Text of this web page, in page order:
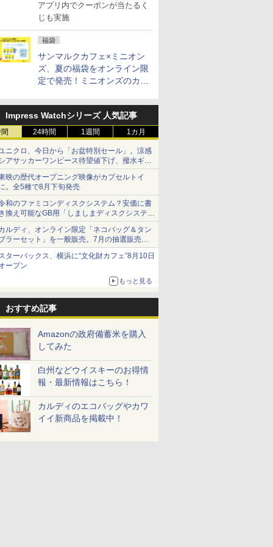
祭特別企画第4弾
アプリ内でクーポンが当たるく
じも実施
福袋
サンマルクカフェ×ミニオン
ズ、夏の福袋をオンライン限
定で発売！ミニオンズのカッ
付き
Impress Watchシリーズ 人気記事
24時間 1週間 1カ月
ニクロ、今日から「お盆特別セール」。涼感
アサッカーワンピース待望値下げ、撥水ギア
ョーツは1990円に
映の歴代オープニング映像がカプセルトイ
。全5種で8月下旬発売
和のファミコンディスクシステム？安価に書
換え可能なGB用「しましまディスクシステ
」
ルディ、オンライン限定「ネコバッグ＆タン
ラーセット」を一般販売。7月の抽選販売の
選無効分
ターバックス、横浜に“文化財カフェ”8月10日
ープン
もっと見る
おすすめ記事
Amazonの政府備蓄米を購入
してみた
白州などウイスキーのお得情
報・最新情報はこちら！
カルディのエコバッグやカワ
イイ新商品を掲載中！